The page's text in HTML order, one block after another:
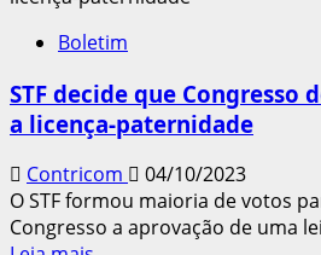
Boletim
STF decide que Congresso
a licença-paternidade
Contricom
04/10/2023
O STF formou maioria de votos
Congresso a aprovação de uma